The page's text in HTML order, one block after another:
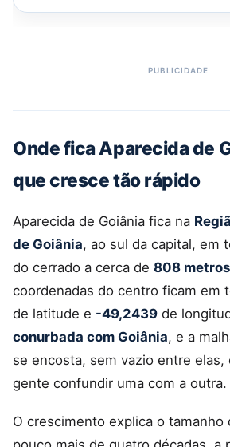
Onde fica Aparecida de
que cresce tão rápido
Aparecida de Goiânia fica na
de Goiânia, ao sul da capital, em
do cerrado a cerca de 808 metros
coordenadas do centro ficam em
de latitude e -49,2439 de
conurbada com Goiânia, e a
se encosta, sem vazio entre elas,
gente confundir uma com a outra.
O crescimento explica o tamanho